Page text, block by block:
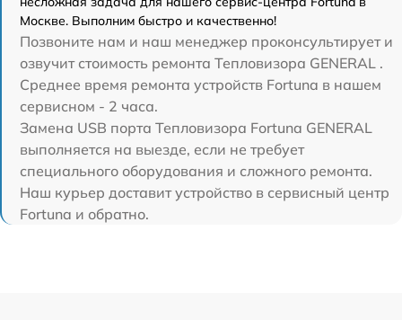
Москве. Выполним быстро и качественно!
Позвоните нам и наш менеджер проконсультирует и
озвучит стоимость ремонта Тепловизора GENERAL .
Среднее время ремонта устройств Fortuna в нашем
сервисном - 2 часа.
Замена USB порта Тепловизора Fortuna GENERAL
выполняется на выезде, если не требует
специального оборудования и сложного ремонта.
Наш курьер доставит устройство в сервисный центр
Fortuna и обратно.